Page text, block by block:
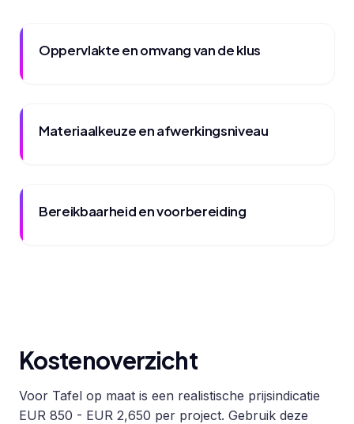
Oppervlakte en omvang van de klus
Materiaalkeuze en afwerkingsniveau
Bereikbaarheid en voorbereiding
Kostenoverzicht
Voor Tafel op maat is een realistische prijsindicatie
EUR 850 - EUR 2,650 per project. Gebruik deze